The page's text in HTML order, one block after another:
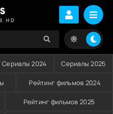
HD
Сериалы 2024 Сериалы 2025
Рейтинг фильмов 2024
Рейтинг фильмов 2025